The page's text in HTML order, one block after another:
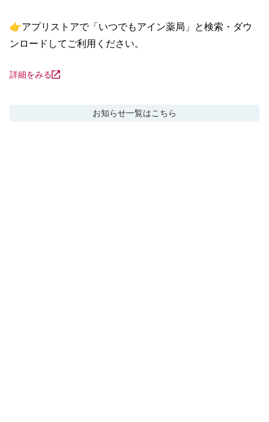
👉アプリストアで「いつでもアイン薬局」と検索・ダウ
ンロードしてご利用ください。
詳細をみる
お知らせ一覧はこちら